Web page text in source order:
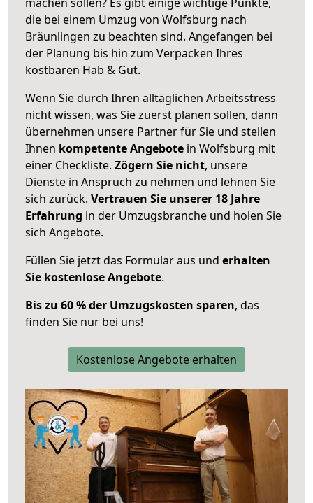
die bei einem Umzug von Wolfsburg nach
Bräunlingen zu beachten sind. Angefangen bei
der Planung bis hin zum Verpacken Ihres
kostbaren Hab & Gut.
Wenn Sie durch Ihren alltäglichen Arbeitsstress
nicht wissen, was Sie zuerst planen sollen, dann
übernehmen unsere Partner für Sie und stellen
Ihnen kompetente Angebote in Wolfsburg mit
einer Checkliste. Zögern Sie nicht, unsere
Dienste in Anspruch zu nehmen und lehnen Sie
sich zurück. Vertrauen Sie unserer 18 Jahre
Erfahrung in der Umzugsbranche und holen Sie
sich Angebote.
Füllen Sie jetzt das Formular aus und erhalten
Sie kostenlose Angebote.
Bis zu 60 % der Umzugskosten sparen, das
finden Sie nur bei uns!
Kostenlose Angebote erhalten